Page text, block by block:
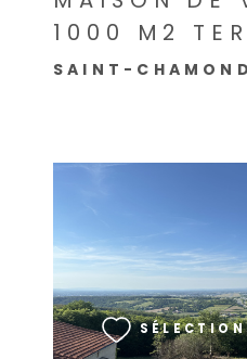
1000 M2
SAINT-
VOIR